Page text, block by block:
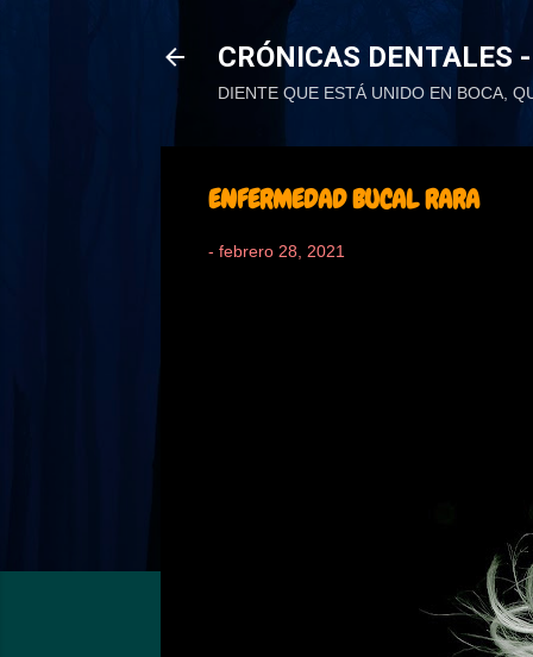
CRÓNICAS DENTALES
DIENTE QUE ESTÁ UNIDO EN BOCA,
ENFERMEDAD BUCAL RARA
- febrero 28, 2021